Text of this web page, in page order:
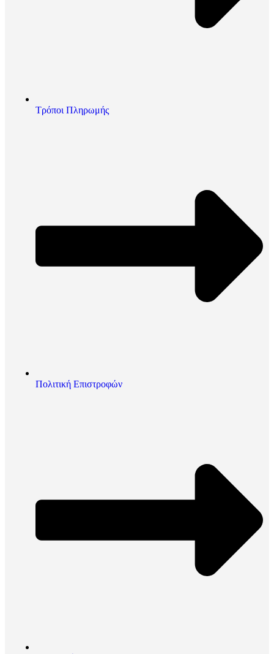
Τρόποι Πληρωμής
Πολιτική Επιστροφών